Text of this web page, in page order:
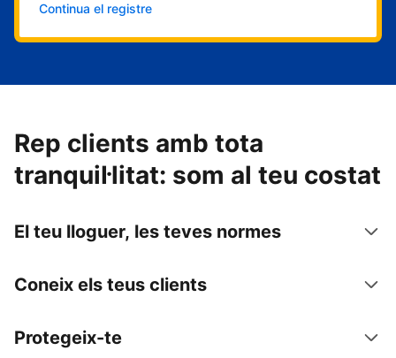
Continua el registre
Rep clients amb tota
tranquil·litat: som al teu costat
El teu lloguer, les teves normes
Coneix els teus clients
Protegeix-te